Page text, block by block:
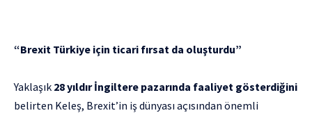
“Brexit Türkiye için ticari fırsat da oluşturdu”
Yaklaşık 28 yıldır İngiltere pazarında faaliyet gösterdiğini
belirten Keleş, Brexit’in iş dünyası açısından önemli